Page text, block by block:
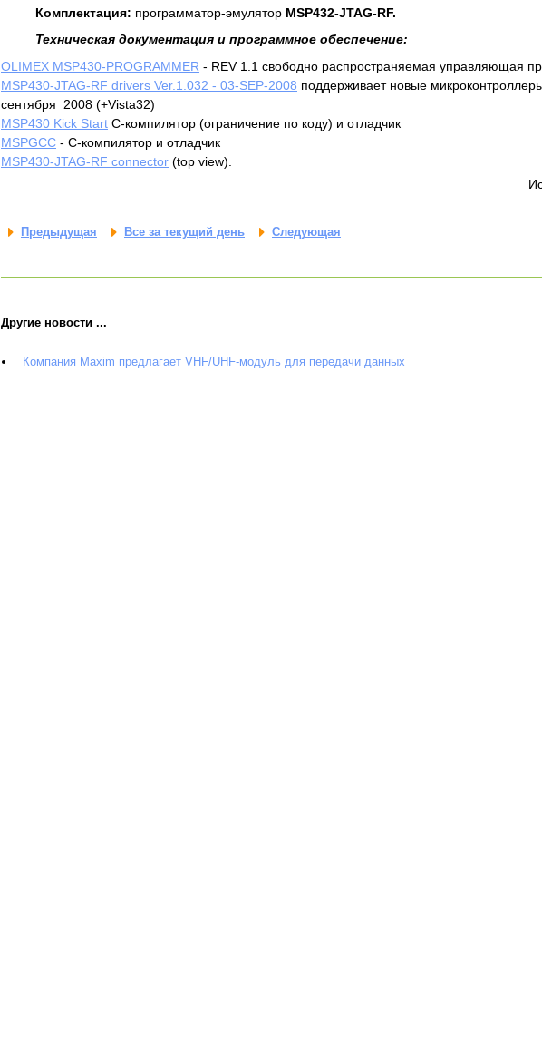
Комплектация: программатор-эмулятор MSP432-JTAG-RF.
Техническая документация и программное обеспечение:
OLIMEX MSP430-PROGRAMMER - REV 1.1 свободно распространяемая управляющая
MSP430-JTAG-RF drivers Ver.1.032 - 03-SEP-2008 поддерживает новые
сентября 2008 (+Vista32)
MSP430 Kick Start C-компилятор (ограничение по коду) и отладчик
MSPGCC - C-компилятор и отладчик
MSP430-JTAG-RF connector (top view).
Предыдущая Все за текущий день Следующая
Другие новости ...
Компания Maxim предлагает VHF/UHF-модуль для передачи данных